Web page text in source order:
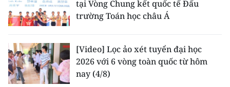
tại Vòng Chung kết quốc tế Đấu
trường Toán học châu Á
[Video] Lọc ảo xét tuyển đại học
2026 với 6 vòng toàn quốc từ hôm
nay (4/8)